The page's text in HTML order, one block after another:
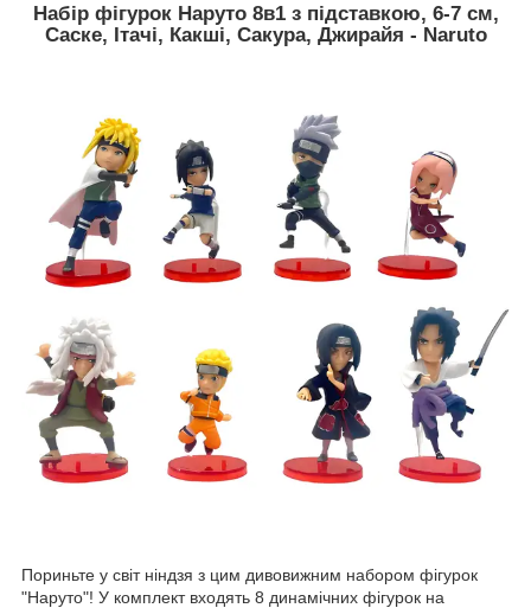
Набір фігурок Наруто 8в1 з підставкою, 6-7 см,
Саске, Ітачі, Какші, Сакура, Джирайя - Naruto
Пориньте у світ ніндзя з цим дивовижним набором фігурок
"Наруто"! У комплект входять 8 динамічних фігурок на